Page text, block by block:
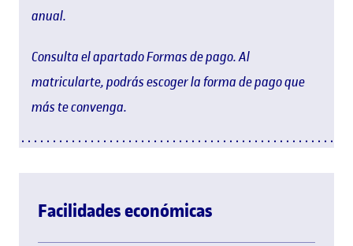
anual.
Consulta el apartado Formas de pago. Al
matricularte, podrás escoger la forma de pago que
más te convenga.
Facilidades económicas